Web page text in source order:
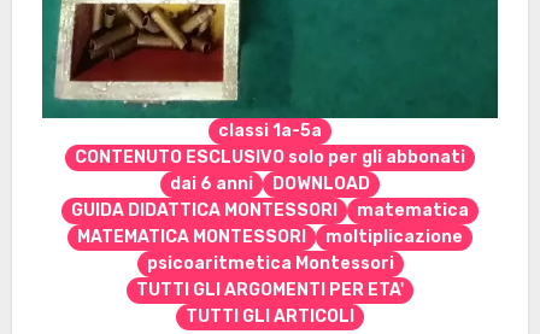
classi 1a-5a
CONTENUTO ESCLUSIVO solo per gli abbonati
dai 6 anni
DOWNLOAD
GUIDA DIDATTICA MONTESSORI
matematica
MATEMATICA MONTESSORI
moltiplicazione
psicoaritmetica Montessori
TUTTI GLI ARGOMENTI PER ETA'
TUTTI GLI ARTICOLI